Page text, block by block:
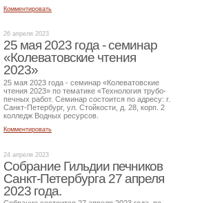
Комментировать
26 апреля 2023
25 мая 2023 года - семинар
«Колеватовские чтения
2023»
25 мая 2023 года - семинар «Колеватовские
чтения 2023» по тематике «Технология трубо-
печных работ. Семинар состоится по адресу: г.
Санкт-Петербург, ул. Стойкости, д. 28, корп. 2
колледж Водных ресурсов.
Комментировать
24 апреля 2023
Собрание Гильдии печников
Санкт-Петербурга 27 апреля
2023 года.